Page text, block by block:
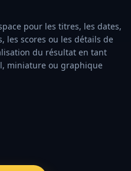
pour les titres, les dates,
les scores ou les détails de
du résultat en tant
miniature ou graphique